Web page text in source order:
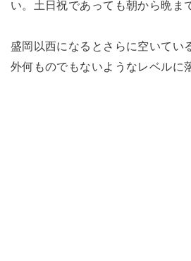
い。土日祝であっても朝から晩ま
盛岡以西になるとさらに空いてい
外何ものでもないようなレベルに